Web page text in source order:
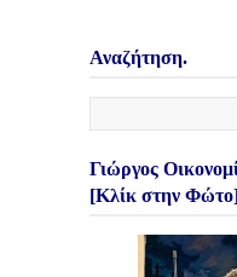
Αναζήτηση.
Γιώργος
[Κλίκ στην